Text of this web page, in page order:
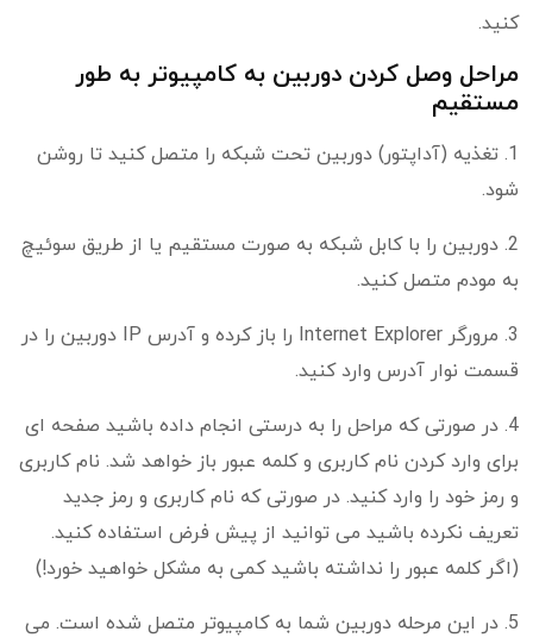
کنید.
مراحل وصل كردن دوربين به كامپيوتر به طور
مستقیم
1. تغذیه (آداپتور) دوربین تحت شبکه را متصل کنید تا روشن
شود.
2. دوربین را با کابل شبکه به صورت مستقیم یا از طریق سوئیچ
به مودم متصل کنید.
3. مرورگر Internet Explorer را باز کرده و آدرس IP دوربین را در
قسمت نوار آدرس وارد کنید.
4. در صورتی که مراحل را به درستی انجام داده باشید صفحه ای
برای وارد کردن نام کاربری و کلمه عبور باز خواهد شد. نام کاربری
و رمز خود را وارد کنید. در صورتی که نام کاربری و رمز جدید
تعریف نکرده باشید می توانید از پیش فرض استفاده کنید.
(اگر کلمه عبور را نداشته باشید کمی به مشکل خواهید خورد!)
5. در این مرحله دوربین شما به کامپیوتر متصل شده است. می